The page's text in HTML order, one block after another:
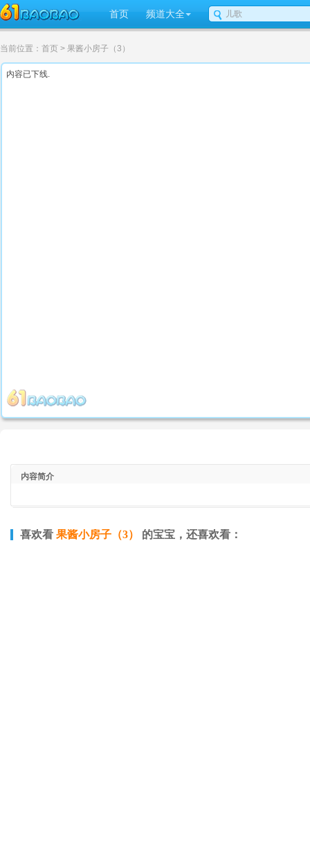
首页 频道大全
当前位置： 首页 > 果酱小房子（3）
内容已下线.
内容简介
喜欢看 果酱小房子（3） 的宝宝，还喜欢看：